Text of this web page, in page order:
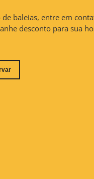
baleias, entre em
desconto para sua